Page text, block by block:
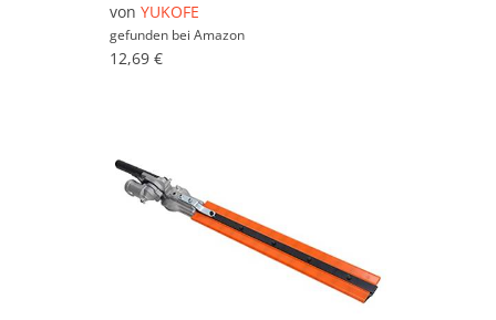
von YUKOFE
gefunden bei Amazon
12,69 €